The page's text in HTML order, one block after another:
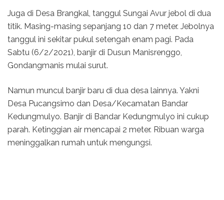
Juga di Desa Brangkal, tanggul Sungai Avur jebol di dua
titik. Masing-masing sepanjang 10 dan 7 meter. Jebolnya
tanggul ini sekitar pukul setengah enam pagi. Pada
Sabtu (6/2/2021), banjir di Dusun Manisrenggo,
Gondangmanis mulai surut.
Namun muncul banjir baru di dua desa lainnya. Yakni
Desa Pucangsimo dan Desa/Kecamatan Bandar
Kedungmulyo. Banjir di Bandar Kedungmulyo ini cukup
parah. Ketinggian air mencapai 2 meter. Ribuan warga
meninggalkan rumah untuk mengungsi.